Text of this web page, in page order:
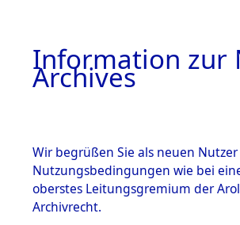
Information zur
Archives
Wir begrüßen Sie als neuen
Nutzungsbedingungen wie bei
oberstes Leitungsgremium der
Archivrecht.